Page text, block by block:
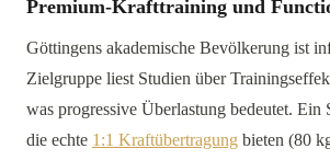
Premium-Krafttraining und
Göttingens akademische Bevölkerung ist
Zielgruppe liest Studien über
was progressive Überlastung bedeutet. Ein
die echte 1:1 Kraftübertragung bieten (80